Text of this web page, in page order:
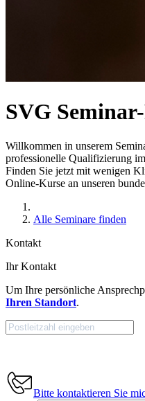
SVG
Willkommen in unserem
professionelle Qualifizierung
Finden Sie jetzt mit wenigen
Online-Kurse an unseren
Alle Seminare finden
Kontakt
Ihr Kontakt
Um Ihre persönliche
Ihren Standort.
Bitte kontaktieren Sie